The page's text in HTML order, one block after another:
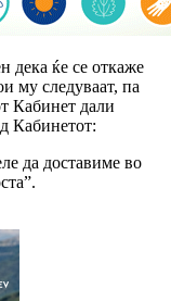
дека ќе се откаже
му следуваат, па
Кабинет дали
Кабинетот:
да доставиме во